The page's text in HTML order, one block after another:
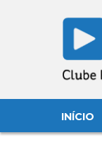
INÍCIO